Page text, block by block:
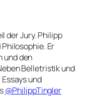
der Jury. Philipp
Er
und den
Belletristik und
und
@PhilippTingler